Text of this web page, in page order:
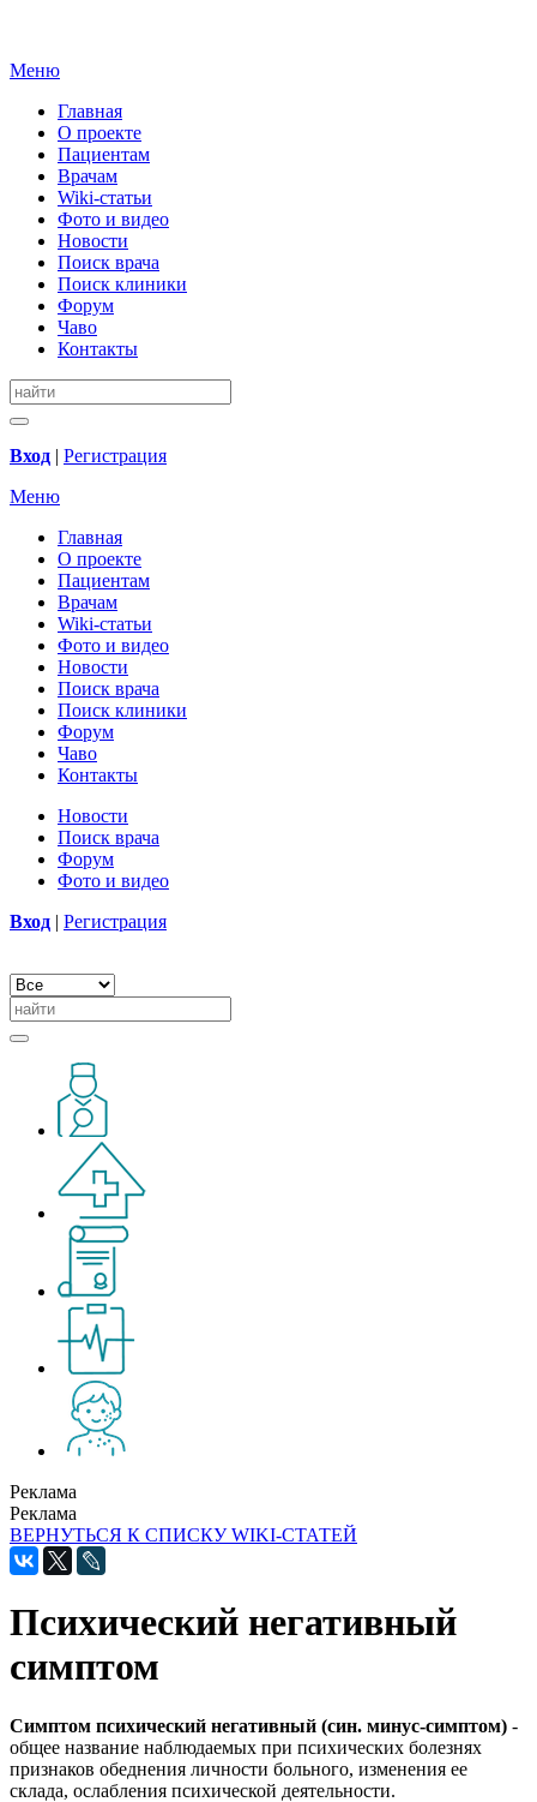
Меню
Главная
О проекте
Пациентам
Врачам
Wiki-статьи
Фото и видео
Новости
Поиск врача
Поиск клиники
Форум
Чаво
Контакты
Вход | Регистрация
Меню
Главная
О проекте
Пациентам
Врачам
Wiki-статьи
Фото и видео
Новости
Поиск врача
Поиск клиники
Форум
Чаво
Контакты
Новости
Поиск врача
Форум
Фото и видео
Вход | Регистрация
Реклама
Реклама
ВЕРНУТЬСЯ К СПИСКУ WIKI-СТАТЕЙ
Психический негативный
симптом
Симптом психический негативный (син. минус-симптом) -
общее название наблюдаемых при психических болезнях
признаков обеднения личности больного, изменения ее
склада, ослабления психической деятельности.